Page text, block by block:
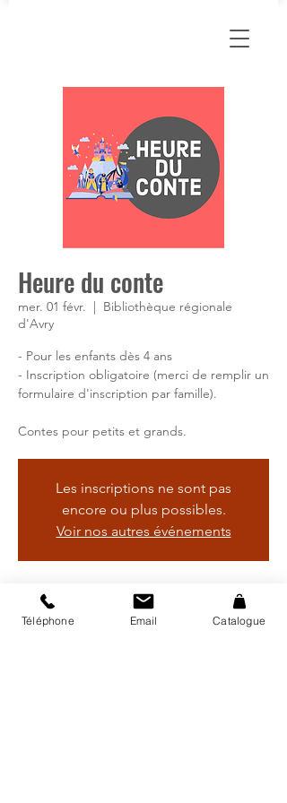
Heure du conte
mer. 01 févr.
  |
Bibliothèque régionale
d'Avry
- Pour les enfants dès 4 ans
- Inscription obligatoire (merci de remplir un
formulaire d'inscription par famille).
Contes pour petits et grands.
Les inscriptions ne sont pas
encore ou plus possibles.
Voir nos autres événements
Heure et lieu
Téléphone Email Catalogue